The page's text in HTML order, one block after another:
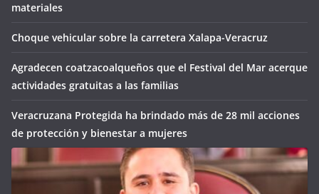
materiales
Choque vehicular sobre la carretera Xalapa-Veracruz
Agradecen coatzacoalqueños que el Festival del Mar acerque
actividades gratuitas a las familias
Veracruzana Protegida ha brindado más de 28 mil acciones
de protección y bienestar a mujeres